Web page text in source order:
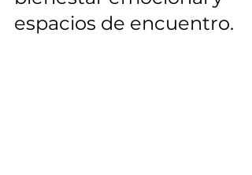
espacios de encuentro.